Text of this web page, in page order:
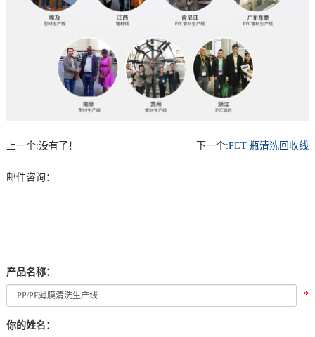
上一个:没有了！ 下一个:PET 瓶清洗回收线
邮件咨询：
产品名称：
*
你的姓名：